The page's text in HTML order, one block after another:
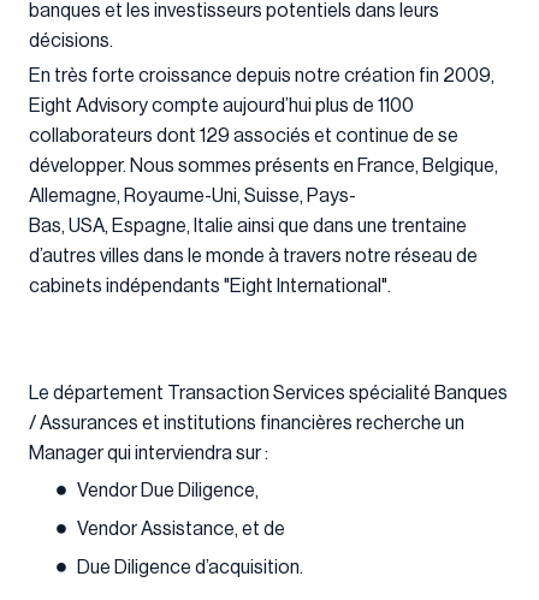
banques et les investisseurs potentiels dans leurs
décisions.
En très forte croissance depuis notre création fin 2009,
Eight Advisory compte aujourd’hui plus de 1100
collaborateurs dont 129 associés et continue de se
développer. Nous sommes présents en France, Belgique,
Allemagne, Royaume-Uni, Suisse, Pays-
Bas, USA, Espagne, Italie ainsi que dans une trentaine
d’autres villes dans le monde à travers notre réseau de
cabinets indépendants "Eight International".
Le département Transaction Services spécialité Banques
/ Assurances et institutions financières recherche un
Manager qui interviendra sur :
Vendor Due Diligence,
Vendor Assistance, et de
Due Diligence d’acquisition.